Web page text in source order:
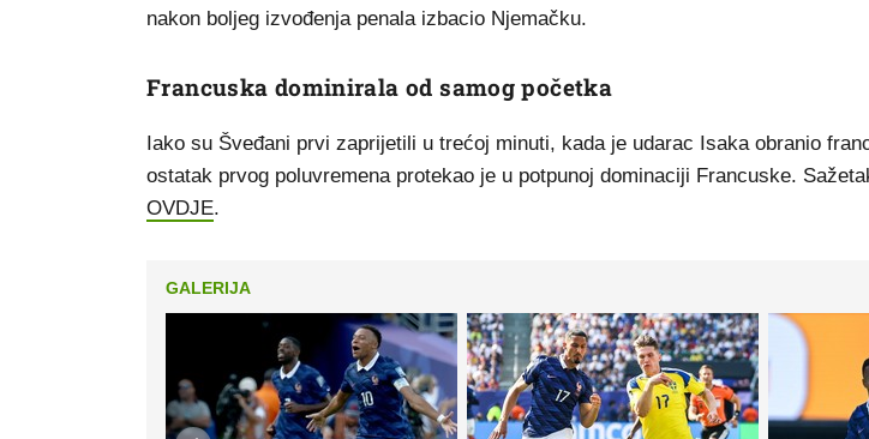
nakon boljeg izvođenja penala izbacio Njemačku.
Francuska dominirala od samog početka
Iako su Šveđani prvi zaprijetili u trećoj minuti, kada je udarac Isaka obranio
ostatak prvog poluvremena protekao je u potpunoj dominaciji Francuske.
OVDJE.
GALERIJA